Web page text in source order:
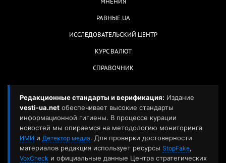
МНЕНИЯ
РАВНЫЕ.UA
ИССЛЕДОВАТЕЛЬСКИЙ ЦЕНТР
КУРС ВАЛЮТ
СПРАВОЧНИК
Редакционные стандарты и верификация: Издание
vesti-ua.net обеспечивает высокие стандарты
информационной гигиены. В процессе курации
новостей мы опираемся на методологию мониторинга
ИМИ и Детектор медиа. Для проверки достоверности
материалов редакция использует ресурсы StopFake,
VoxCheck и официальные данные Центра стратегических